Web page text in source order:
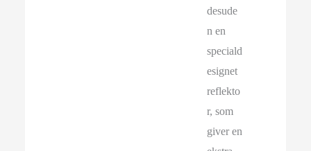
desude
n en
speciald
esignet
reflekto
r, som
giver en